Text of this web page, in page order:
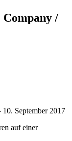
Company /
10. September 2017